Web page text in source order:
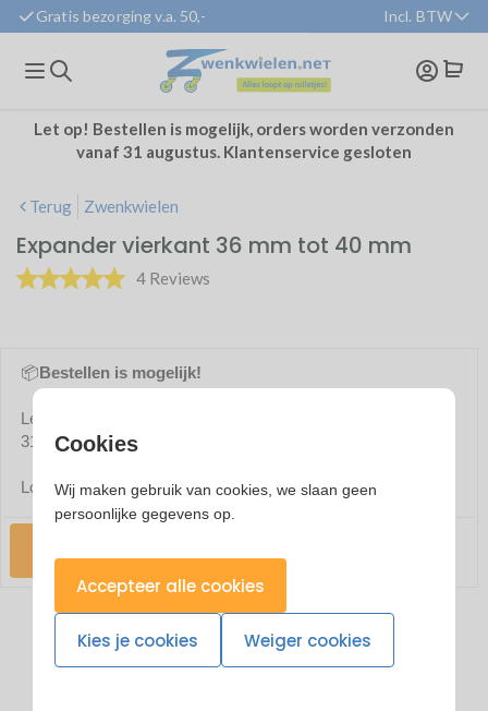
Gratis bezorging v.a. 50,- Incl. BTW
(excl. btw)
Let op! Bestellen is mogelijk, orders worden verzonden
vanaf 31 augustus. Klantenservice gesloten
Terug Zwenkwielen
Expander vierkant 36 mm tot 40 mm
4 Reviews
📦Bestellen is mogelijk!
Let op! Bestellen is mogelijk, orders worden verzonden vanaf
31 augustus. Klantenservice tussentijds gesloten.
Lopende orders en retouren worden afgehandeld.
Cookies
Wij maken gebruik van cookies, we slaan geen
persoonlijke gegevens op.
Accepteer alle cookies
Kies je cookies Weiger cookies